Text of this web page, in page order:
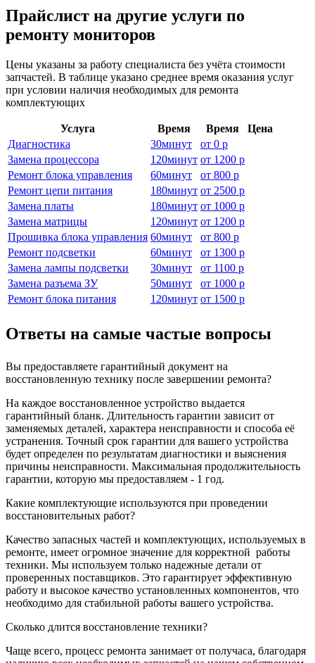
Прайслист на другие услуги по
ремонту мониторов
Цены указаны за работу специалиста без учёта стоимости
запчастей. В таблице указано среднее время оказания услуг
при условии наличия необходимых для ремонта
комплектующих
Услуга Время Время
Цена
Диагностика
30минут от 0 р
Замена процессора
120минут от 1200 р
Ремонт блока управления
60минут от 800 р
Ремонт цепи питания
180минут от 2500 р
Замена платы
180минут от 1000 р
Замена матрицы
120минут от 1200 р
Прошивка блока управления 60минут от 800 р
Ремонт подсветки
60минут от 1300 р
Замена лампы подсветки
30минут от 1100 р
Замена разъема ЗУ
50минут от 1000 р
Ремонт блока питания
120минут от 1500 р
Ответы на самые частые вопросы
Вы предоставляете гарантийный документ на
восстановленную технику после завершении ремонта?
На каждое восстановленное устройство выдается
гарантийный бланк. Длительность гарантии зависит от
заменяемых деталей, характера неисправности и способа её
устранения. Точный срок гарантии для вашего устройства
будет определен по результатам диагностики и выяснения
причины неисправности. Максимальная продолжительность
гарантии, которую мы предоставляем - 1 год.
Какие комплектующие используются при проведении
восстановительных работ?
Качество запасных частей и комплектующих, используемых в
ремонте, имеет огромное значение для корректной работы
техники. Мы используем только надежные детали от
проверенных поставщиков. Это гарантирует эффективную
работу и высокое качество установленных компонентов, что
необходимо для стабильной работы вашего устройства.
Сколько длится восстановление техники?
Чаще всего, процесс ремонта занимает от получаса, благодаря